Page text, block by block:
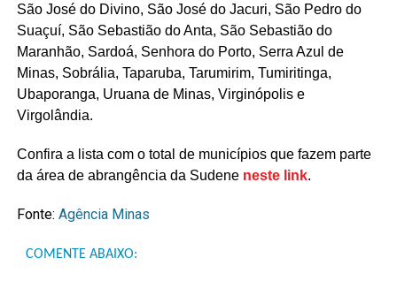
São José do Divino, São José do Jacuri, São Pedro do
Suaçuí, São Sebastião do Anta, São Sebastião do
Maranhão, Sardoá, Senhora do Porto, Serra Azul de
Minas, Sobrália, Taparuba, Tarumirim, Tumiritinga,
Ubaporanga, Uruana de Minas, Virginópolis e
Virgolândia.
Confira a lista com o total de municípios que fazem parte
da área de abrangência da Sudene neste link.
Fonte: Agência Minas
COMENTE ABAIXO: